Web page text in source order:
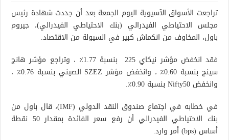
تراجعت الأسواق الآسيوية اليوم الجمعة بعد أن جددت شهادة رئيس
مجلس الاحتياطي الفيدرالي (بنك الاحتياطي الفيدرالي)، جيروم
باول، المخاوف من انكماش كبير في السيولة من الاقتصاد.
فقد انخفض مؤشر نيكاي 225 بنسبة 1.77٪ ، وتراجع مؤشر هانج
سينج بنسبة 0.60٪ ، وانخفض مؤشر SZEZ الصيني بنسبة 0.76٪ ،
وانخفض Nifty50 بنسبة 0.90٪.
في خطابه في اجتماع صندوق النقد الدولي (IMF)، قال باول من
بنك الاحتياطي الفيدرالي أن رفع سعر الفائدة بمقدار 50 نقطة
أساس (bps) أمر وارد.